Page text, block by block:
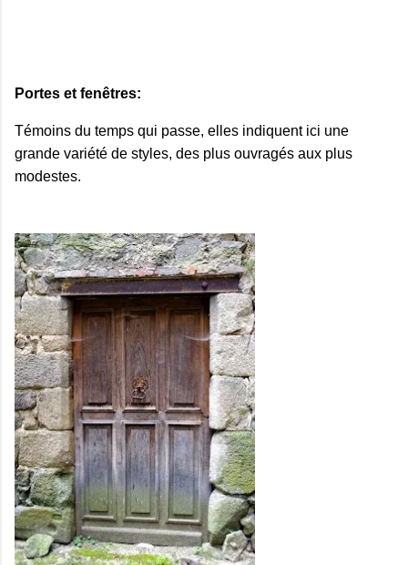
Portes et fenêtres:
Témoins du temps qui passe, elles indiquent ici une
grande variété de styles, des plus ouvragés aux plus
modestes.